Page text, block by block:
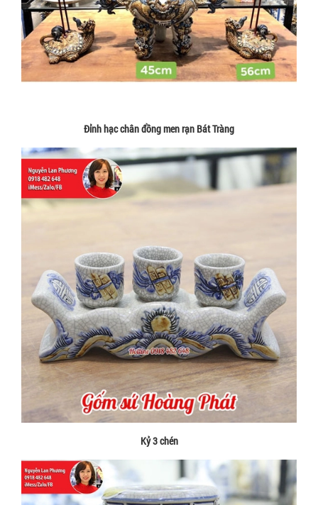
Đỉnh hạc chân đồng men rạn Bát Tràng
Kỷ 3 chén